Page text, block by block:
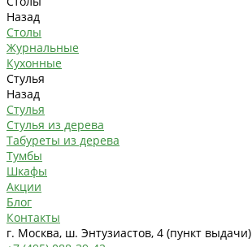
Назад
Столы
Журнальные
Кухонные
Стулья
Назад
Стулья
Стулья из дерева
Табуреты из дерева
Тумбы
Шкафы
Акции
Блог
Контакты
г. Москва, ш. Энтузиастов, 4 (пункт выдачи)